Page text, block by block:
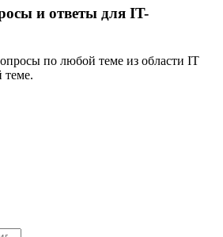
и ответы для IT-
по любой теме из области IT
теме.